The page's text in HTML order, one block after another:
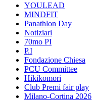
YOULEAD
MINDFIT
Panathlon Day
Notiziari
70mo PI
P.I
Fondazione Chiesa
PCU Committee
Hikikomori
Club Premi fair play
Milano-Cortina 2026